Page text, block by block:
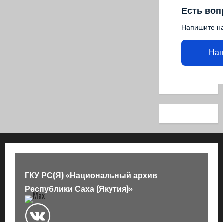
Есть
Напишите
ГКУ РС(Я) «Национальный архив
Республики Саха (Якутия)»